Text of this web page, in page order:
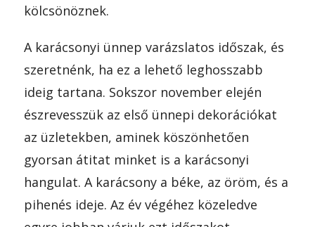
kölcsönöznek.
A karácsonyi ünnep varázslatos időszak, és
szeretnénk, ha ez a lehető leghosszabb
ideig tartana. Sokszor november elején
észrevesszük az első ünnepi dekorációkat
az üzletekben, aminek köszönhetően
gyorsan átitat minket is a karácsonyi
hangulat. A karácsony a béke, az öröm, és a
pihenés ideje. Az év végéhez közeledve